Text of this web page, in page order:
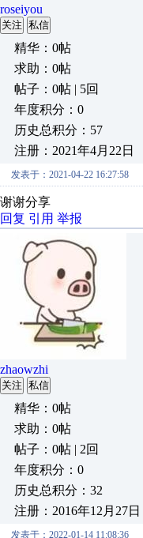
roseiyou
关注 私信
精华：0帖
求助：0帖
帖子：0帖 | 5回
年度积分：0
历史总积分：57
注册：2021年4月22日
发表于：2021-04-22 16:27:58
谢谢分享
回复 引用 举报
zhaowzhi
关注 私信
精华：0帖
求助：0帖
帖子：0帖 | 2回
年度积分：0
历史总积分：32
注册：2016年12月27日
发表于：2022-01-14 11:08:36